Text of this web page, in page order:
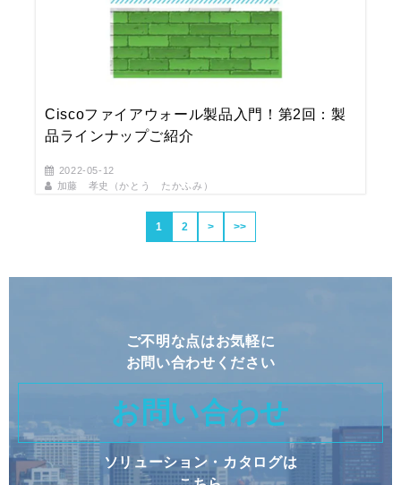
Ciscoファイアウォール製品入門！第2回：製
品ラインナップご紹介
2022-05-12
加藤 孝史（かとう たかふみ）
1 2 > >>
ご不明な点はお気軽に
お問い合わせください
お問い合わせ
ソリューション・カタログは